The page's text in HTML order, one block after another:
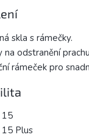
skla s rámečky.
na odstranění
rámeček pro
15
Plus